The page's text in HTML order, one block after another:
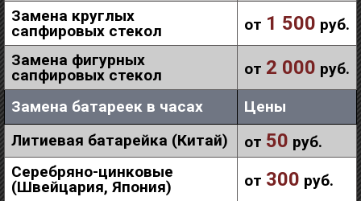
Замена круглых
сапфировых стекол
от 1 500 руб.
Замена фигурных
сапфировых стекол
от 2 000 руб.
Замена батареек в часах
Цены
Литиевая батарейка (Китай)
от 50 руб.
Серебряно-цинковые
(Швейцария, Япония)
от 300 руб.